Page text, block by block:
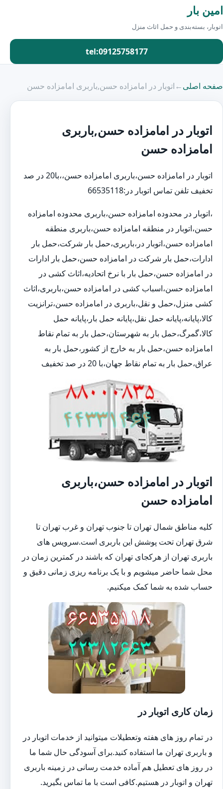
امین بار
اتوبار، بسته‌بندی و حمل اثاث منزل
tel:09125758177
صفحه اصلی←اتوبار در امامزاده حسن,باربری امامزاده حسن
اتوبار در امامزاده حسن,باربری
امامزاده حسن
اتوبار در امامزاده حسن،باربری امامزاده حسن،،با20 در صد
تخفیف تلفن تماس اتوبار در:66535118
،اتوبار در محدوده امامزاده حسن،باربری محدوده امامزاده
حسن،اتوبار در منطقه امامزاده حسن،باربری منطقه
امامزاده حسن،اتوبار در،باربری،حمل بار شرکت،حمل بار
ادارات،حمل بار شرکت در امامزاده حسن،حمل بار ادارات
در امامزاده حسن،حمل بار با نرخ اتحادیه،اثاث کشی در
امامزاده حسن،اسباب کشی در امامزاده حسن،باربری،اثاث
کشی منزل،حمل و نقل،باربری در امامزاده حسن،ترانزیت
کالا،پایانه،پایانه حمل نقل،پایانه حمل بار،پایانه حمل
کالا،گمرگ،حمل بار به شهرستان،حمل بار به تمام نقاط
امامزاده حسن،حمل بار به خارج از کشور،حمل بار به
عراق،حمل بار به تمام نقاط جهان،با 20 در صد تخفیف
اتوبار در امامزاده حسن،باربری
امامزاده حسن
کلیه مناطق شمال تهران تا جنوب تهران و غرب تهران تا
شرق تهران تحت پوشش این باربری است.سرویس های
باربری تهران از هرکجای تهران که باشند در کمترین زمان در
محل شما حاضر میشویم و با یک برنامه ریزی زمانی دقیق و
حساب شده به شما کمک میکنیم.
زمان کاری اتوبار در
در تمام روز های هفته وتعطیلات میتوانید از خدمات اتوبار در
و باربری تهران ما استفاده کنید.برای آسودگی حال شما ما
در روز های تعطیل هم آماده خدمت رسانی در زمینه باربری
تهران و اتوبار در هستیم.کافی است با ما تماس بگیرید.